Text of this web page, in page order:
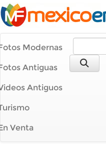
Modernas
Antiguas
Antiguos
Venta